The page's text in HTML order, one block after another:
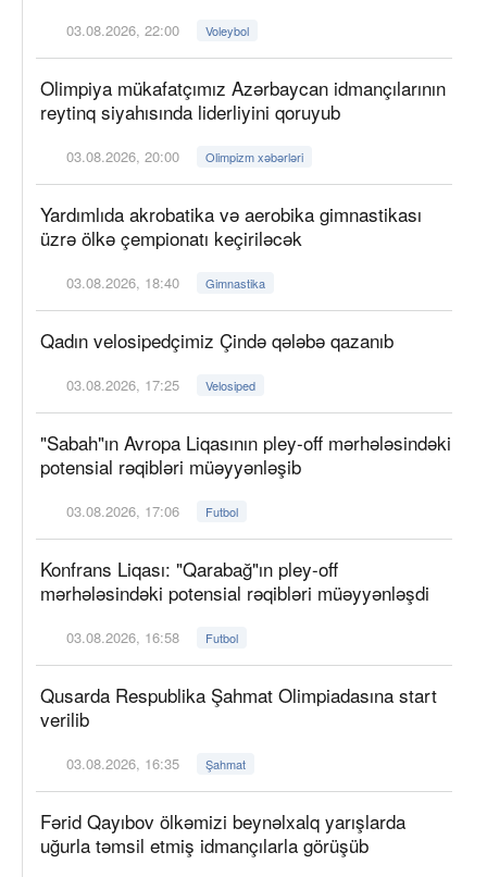
03.08.2026, 22:00 Voleybol
Olimpiya mükafatçımız Azərbaycan idmançılarının
reytinq siyahısında liderliyini qoruyub
03.08.2026, 20:00 Olimpizm xəbərləri
Yardımlıda akrobatika və aerobika gimnastikası
üzrə ölkə çempionatı keçiriləcək
03.08.2026, 18:40 Gimnastika
Qadın velosipedçimiz Çində qələbə qazanıb
03.08.2026, 17:25 Velosiped
"Sabah"ın Avropa Liqasının pley-off mərhələsindəki
potensial rəqibləri müəyyənləşib
03.08.2026, 17:06 Futbol
Konfrans Liqası: "Qarabağ"ın pley-off
mərhələsindəki potensial rəqibləri müəyyənləşdi
03.08.2026, 16:58 Futbol
Qusarda Respublika Şahmat Olimpiadasına start
verilib
03.08.2026, 16:35 Şahmat
Fərid Qayıbov ölkəmizi beynəlxalq yarışlarda
uğurla təmsil etmiş idmançılarla görüşüb